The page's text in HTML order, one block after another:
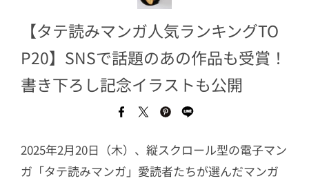
【タテ読みマンガ人気ランキングTO
P20】SNSで話題のあの作品も受賞！
書き下ろし記念イラストも公開
2025年2月20日（木）、縦スクロール型の電子マン
ガ「タテ読みマンガ」愛読者たちが選んだマンガ